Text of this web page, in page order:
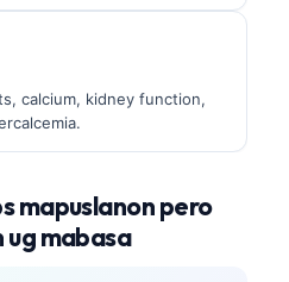
calcium, kidney function,
mapuslanon pero
ug mabasa